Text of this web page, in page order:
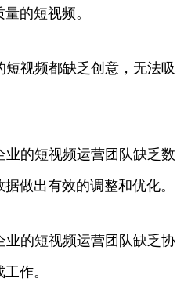
的短视频。
短视频都缺乏创意，无法吸
业的短视频运营团队缺乏数
做出有效的调整和优化。
业的短视频运营团队缺乏协
作。